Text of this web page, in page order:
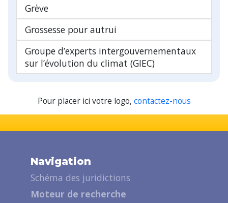
Grève
Grossesse pour autrui
Groupe d’experts intergouvernementaux
sur l’évolution du climat (GIEC)
Pour placer ici votre logo, contactez-nous
Navigation
Schéma des juridictions
Moteur de recherche